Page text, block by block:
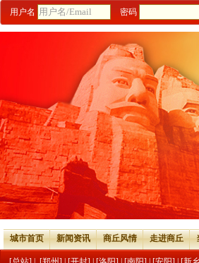
用户名 密码
城市首页 新闻资讯 商丘风情 走进商丘